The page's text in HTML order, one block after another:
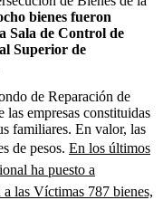
bienes fueron
Sala de Control de
Superior de
de Reparación de
empresas constituidas
familiares. En valor, las
de pesos. En los últimos
ha puesto a
las Víctimas 787 bienes,